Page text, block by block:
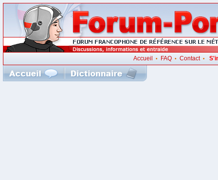
Accueil • FAQ• Contact•